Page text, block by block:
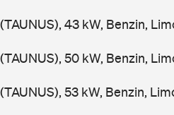
43 kW, Benzin,
50 kW, Benzin,
53 kW, Benzin,